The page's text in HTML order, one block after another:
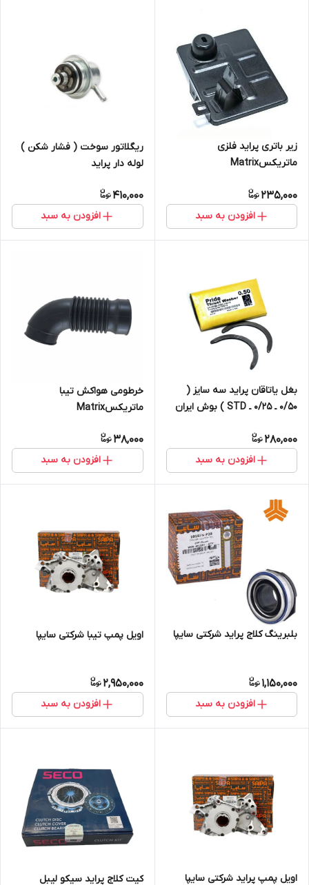
زیر باتری پراید فلزی
ماتریکسMatrix
235,000
افزودن به سبد
ریگلاتور سوخت ( فشار شکن )
لوله دار پراید
410,000
افزودن به سبد
بغل یاتاقان پراید سه سایز (
۰/۵۰ ـ ۰/۲۵ ـ STD ) بوش ایران
280,000
افزودن به سبد
خرطومی هواکش تیبا
ماتریکسMatrix
38,000
افزودن به سبد
بلبرینگ کلاج پراید شرکتی سایپا
1,150,000
افزودن به سبد
اویل پمپ تیبا شرکتی سایپا
2,950,000
افزودن به سبد
اویل پمپ پراید شرکتی سایپا کیت کلاج پراید سیکو لیبل